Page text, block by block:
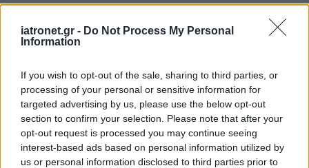
iatronet.gr - Do Not Process My Personal
Information
If you wish to opt-out of the sale, sharing to third parties, or
processing of your personal or sensitive information for
targeted advertising by us, please use the below opt-out
section to confirm your selection. Please note that after your
opt-out request is processed you may continue seeing
interest-based ads based on personal information utilized by
us or personal information disclosed to third parties prior to
Loading...
Προσθήκη Σχολίου